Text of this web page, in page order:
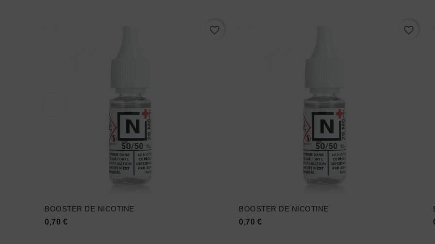
BOOSTER DE NICOTINE
  
0,70 €
favorite_border
BOOSTER DE NICOTINE
  
0,70 €
favorite_border